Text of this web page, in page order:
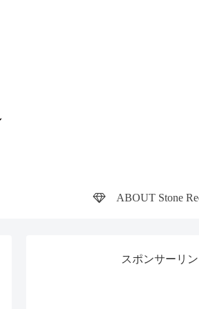
ABOUT Stone
スポンサーリン